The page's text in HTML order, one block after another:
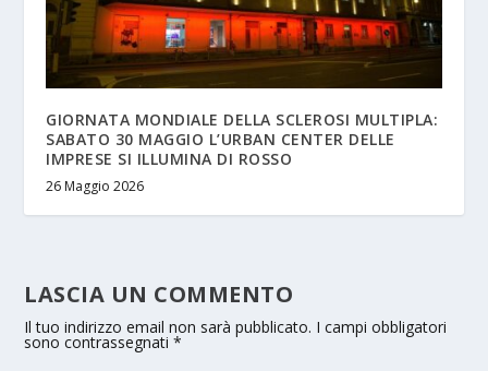
GIORNATA MONDIALE DELLA SCLEROSI MULTIPLA:
SABATO 30 MAGGIO L’URBAN CENTER DELLE
IMPRESE SI ILLUMINA DI ROSSO
26 Maggio 2026
LASCIA UN COMMENTO
Il tuo indirizzo email non sarà pubblicato. I campi obbligatori
sono contrassegnati*